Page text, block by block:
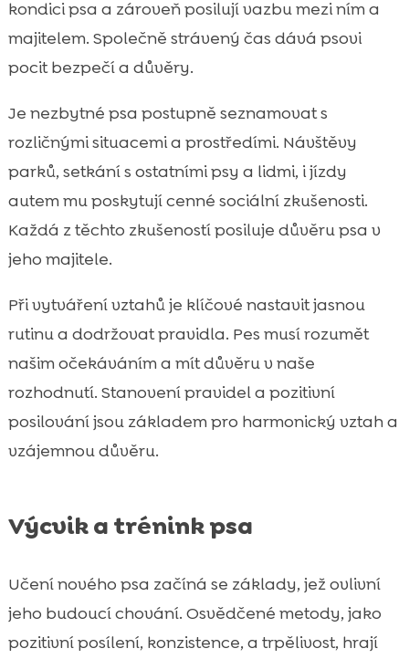
kondici psa a zároveň posilují vazbu mezi ním a
majitelem. Společně strávený čas dává psovi
pocit bezpečí a důvěry.
Je nezbytné psa postupně seznamovat s
rozličnými situacemi a prostředími. Návštěvy
parků, setkání s ostatními psy a lidmi, i jízdy
autem mu poskytují cenné sociální zkušenosti.
Každá z těchto zkušeností posiluje důvěru psa v
jeho majitele.
Při vytváření vztahů je klíčové nastavit jasnou
rutinu a dodržovat pravidla. Pes musí rozumět
našim očekáváním a mít důvěru v naše
rozhodnutí. Stanovení pravidel a pozitivní
posilování jsou základem pro harmonický vztah a
vzájemnou důvěru.
Výcvik a trénink psa
Učení nového psa začíná se základy, jež ovlivní
jeho budoucí chování. Osvědčené metody, jako
pozitivní posílení, konzistence, a trpělivost, hrají